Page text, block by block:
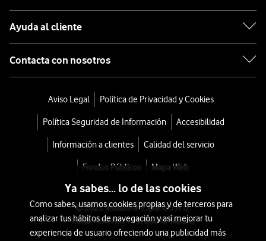
Ayuda al cliente
Contacta con nosotros
Aviso Legal Política de Privacidad y Cookies
Política Seguridad de Información Accesibilidad
Información a clientes Calidad del servicio
Fondos Públicos Mapa Web
© 2026 Vodafone España S.A.U.
Avda. América 115, 28042 Madrid
Ya sabes... lo de las cookies
Como sabes, usamos cookies propias y de terceros para
analizar tus hábitos de navegación y así mejorar tu
experiencia de usuario ofreciendo una publicidad más